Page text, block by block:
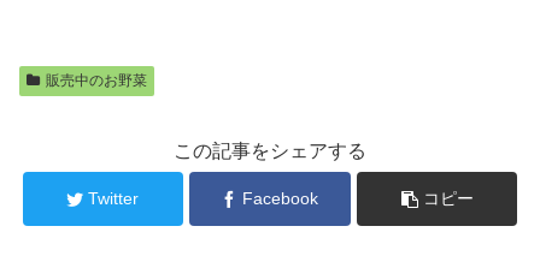
販売中のお野菜
この記事をシェアする
Twitter Facebook コピー